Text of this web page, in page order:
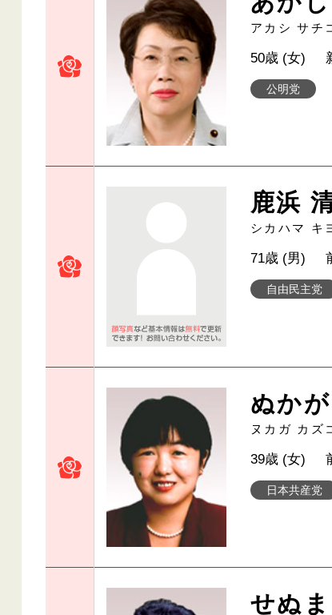
アカシ サチ
公明党
50歳 (女)
鹿浜
シカハマ キ
自由民主党
71歳 (男)
ぬか
ヌカガ カズ
日本共産党
39歳 (女)
せぬま